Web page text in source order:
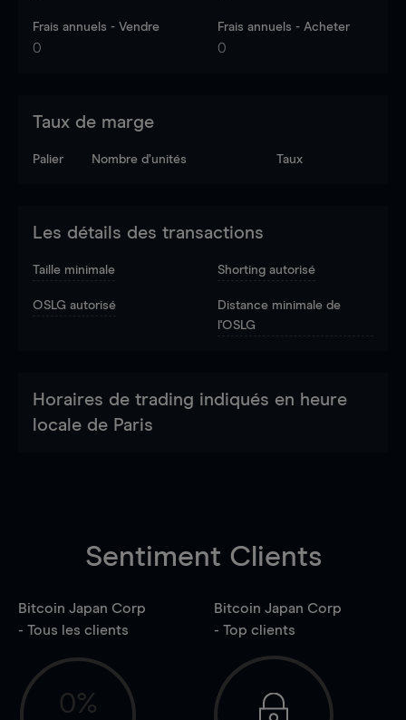
Frais annuels - Vendre
0
Frais annuels - Acheter
0
Taux de marge
Palier Nombre d’unités Taux
Les détails des transactions
Taille minimale Shorting autorisé
OSLG autorisé
Distance minimale de
l'OSLG
Horaires de trading indiqués en heure
locale de Paris
Sentiment Clients
Bitcoin Japan Corp
- Tous les clients
0%
Bitcoin Japan Corp
- Top clients